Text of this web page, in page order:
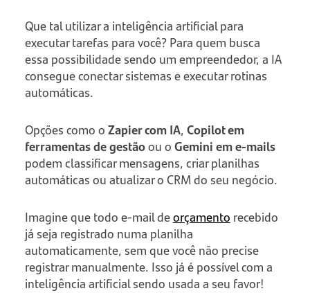
Que tal utilizar a inteligência artificial para
executar tarefas para você? Para quem busca
essa possibilidade sendo um empreendedor, a IA
consegue conectar sistemas e executar rotinas
automáticas.
Opções como oZapier com IA, Copilot em
ferramentas de gestãoou oGemini em e-mails
podem classificar mensagens, criar planilhas
automáticas ou atualizar o CRM do seu negócio.
Imagine que todo e-mail deorçamento recebido
já seja registrado numa planilha
automaticamente, sem que você não precise
registrar manualmente. Isso já é possível com a
inteligência artificial sendo usada a seu favor!